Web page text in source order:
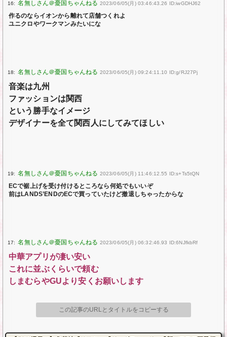
16: 2023/06/05(月) 03:46:43.26 ID:iwGDHJ62
作るのならイオンから離れて店舗つくれよ
ユニクロやワークマンみたいにな
18: 2023/06/05(月) 09:24:11.10 ID:g/RJ27Pj
音楽は九州
ファッションは関西
という勝手なイメージ
デザイナーを全て関西人にしてみてほしい
19: 2023/06/05(月) 11:46:12.55 ID:s+Ts5tQN
ECで裾上げを受け付けるところなら何処でもいいぞ
前はLANDS’ENDのECで買っていたけど撤退しちゃったからな
17: 2023/06/05(月) 06:32:46.93 ID:6NJfkbRf
中華アプリが凄い安い
これに並ぶくらいで頼む
しまむらやGUより安くお願いします
この記事のURLとタイトルをコピーする